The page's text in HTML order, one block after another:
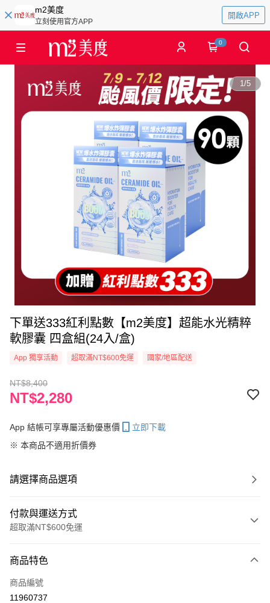
m2美度
立刻使用官方APP
開啟APP
0
1/5
下單送333紅利點數【m2美度】超能水光精粹
軟膠囊 四盒組(24入/盒)
App 獨享活動 超取滿NT$600免運 國家/地區配送
NT$8,400
NT$2,280
App 結帳可享專屬活動優惠價
立即下載
※ 本商品不適用折價券
請選擇商品選項
付款與運送方式
超取滿NT$600免運
信用卡一次付款
超商取貨付款
商品特色
商品編號
11960737